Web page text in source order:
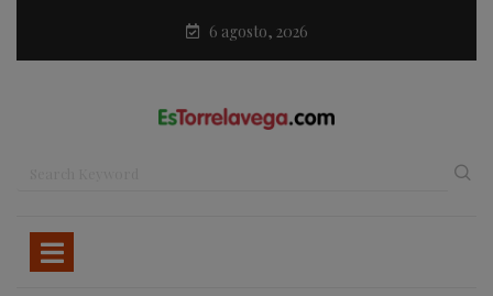
6 agosto, 2026